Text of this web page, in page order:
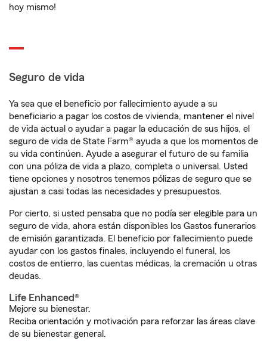
hoy mismo!
Seguro de vida
Ya sea que el beneficio por fallecimiento ayude a su
beneficiario a pagar los costos de vivienda, mantener el nivel
de vida actual o ayudar a pagar la educación de sus hijos, el
seguro de vida de State Farm® ayuda a que los momentos de
su vida continúen. Ayude a asegurar el futuro de su familia
con una póliza de vida a plazo, completa o universal. Usted
tiene opciones y nosotros tenemos pólizas de seguro que se
ajustan a casi todas las necesidades y presupuestos.
Por cierto, si usted pensaba que no podía ser elegible para un
seguro de vida, ahora están disponibles los Gastos funerarios
de emisión garantizada. El beneficio por fallecimiento puede
ayudar con los gastos finales, incluyendo el funeral, los
costos de entierro, las cuentas médicas, la cremación u otras
deudas.
Life Enhanced®
Mejore su bienestar.
Reciba orientación y motivación para reforzar las áreas clave
de su bienestar general.